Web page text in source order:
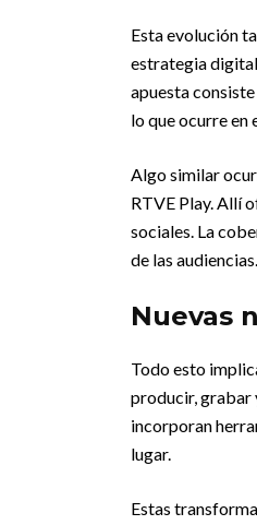
Esta evolución
estrategia
apuesta
lo que ocurre en
Algo similar
RTVE Play. Allí
sociales. La
de las audiencias.
Nuevas
Todo esto
producir, grabar
incorporan
lugar.
Estas